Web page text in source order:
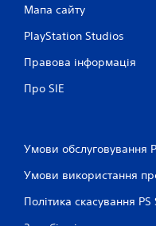
Мапа сайту
PlayStation Studios
Правова інформація
Про SIE
Умови обслуговування
Умови використання
Політика скасування PS